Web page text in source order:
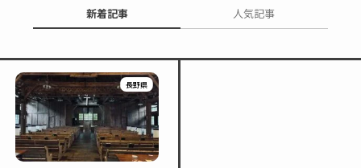
BLOG
新着記事 人気記事
長野県